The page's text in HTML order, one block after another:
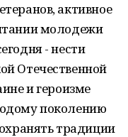
активное
молодежи
- нести
Отечественной
и героизме
поколению
традиции